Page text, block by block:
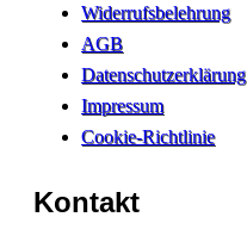
Widerrufsbelehrung
AGB
Datenschutzerklärung
Impressum
Cookie-Richtlinie
Kontakt